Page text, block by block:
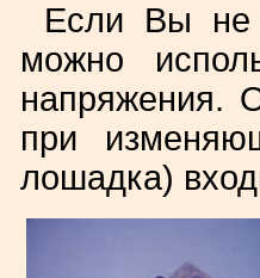
Если Вы не
можно
напряжения.
при
лошадка)